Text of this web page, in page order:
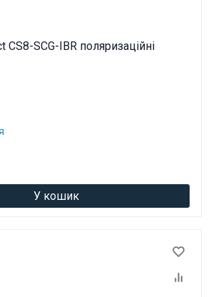
CS8-SCG-IBR поляризаційні
У кошик
ТАК